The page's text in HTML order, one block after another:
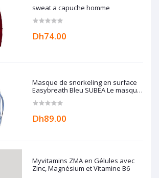
sweat a capuche homme
Dh74.00
Masque de snorkeling en surface
Easybreath Bleu SUBEA Le masque
Dh89.00
Myvitamins ZMA en Gélules avec
Zinc, Magnésium et Vitamine B6